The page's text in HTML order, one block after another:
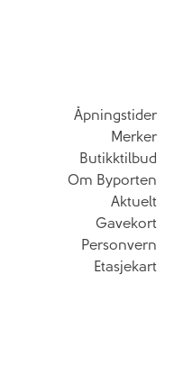
Åpningstider
Merker
Butikktilbud
Om Byporten
Aktuelt
Gavekort
Personvern
Etasjekart